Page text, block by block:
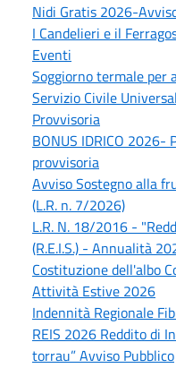
Nidi Gratis 2026-
I Candelieri e il
Eventi
Soggiorno termale per
Servizio Civile
Provvisoria
BONUS IDRICO 2026-
provvisoria
Avviso Sostegno alla
(L.R. n. 7/2026)
L.R. N. 18/2016 -
(R.E.I.S.) - Annualità
Costituzione dell'albo
Attività Estive 2026
Indennità Regionale
REIS 2026 Reddito di
torrau” Avviso Pubblico